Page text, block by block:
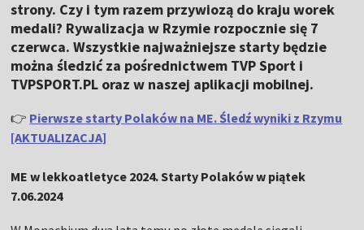
strony. Czy i tym razem przywiozą do kraju worek
medali? Rywalizacja w Rzymie rozpocznie się 7
czerwca. Wszystkie najważniejsze starty będzie
można śledzić za pośrednictwem TVP Sport i
TVPSPORT.PL oraz w naszej aplikacji mobilnej.
👉 Pierwsze starty Polaków na ME. Śledź wyniki z Rzymu
[AKTUALIZACJA]
ME w lekkoatletyce 2024. Starty Polaków w piątek
7.06.2024